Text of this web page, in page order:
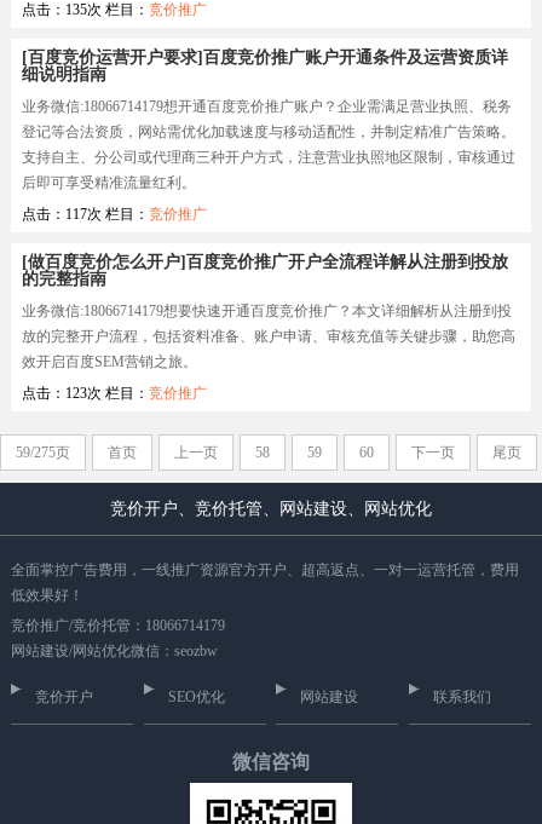
点击：135次 栏目： 竞价推广
[百度竞价运营开户要求]百度竞价推广账户开通条件及运营资质详
细说明指南
业务微信:18066714179想开通百度竞价推广账户？企业需满足营业执照、税务
登记等合法资质，网站需优化加载速度与移动适配性，并制定精准广告策略。
支持自主、分公司或代理商三种开户方式，注意营业执照地区限制，审核通过
后即可享受精准流量红利。
点击：117次 栏目： 竞价推广
[做百度竞价怎么开户]百度竞价推广开户全流程详解从注册到投放
的完整指南
业务微信:18066714179想要快速开通百度竞价推广？本文详细解析从注册到投
放的完整开户流程，包括资料准备、账户申请、审核充值等关键步骤，助您高
效开启百度SEM营销之旅。
点击：123次 栏目： 竞价推广
59/275页 首页 上一页 58 59 60 下一页 尾页
竞价开户、竞价托管、网站建设、网站优化
全面掌控广告费用，一线推广资源官方开户、超高返点、一对一运营托管，费用
低效果好！
竞价推广/竞价托管：18066714179
网站建设/网站优化微信：seozbw
竞价开户 SEO优化 网站建设 联系我们
微信咨询